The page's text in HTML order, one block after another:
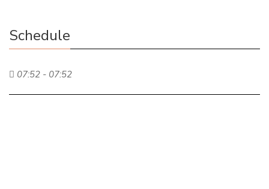
Schedule
07:52 - 07:52